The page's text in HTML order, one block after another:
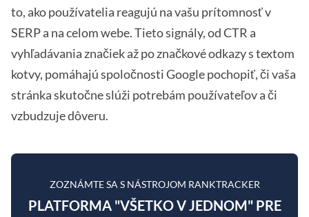
to, ako používatelia reagujú na vašu prítomnosť v
SERP a na celom webe. Tieto signály, od CTR a
vyhľadávania značiek až po značkové odkazy s textom
kotvy, pomáhajú spoločnosti Google pochopiť, či vaša
stránka skutočne slúži potrebám používateľov a či
vzbudzuje dôveru.
ZOZNÁMTE SA S NÁSTROJOM RANKTRACKER
PLATFORMA "VŠETKO V JEDNOM" PRE